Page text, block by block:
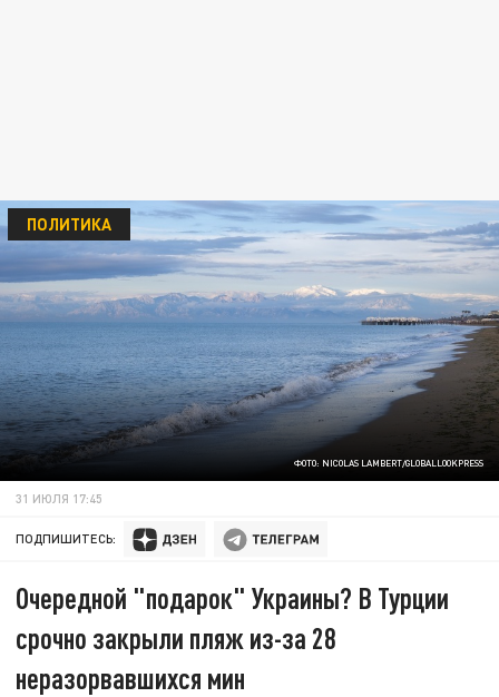
ФОТО: NICOLAS LAMBERT/GLOBALLOOKPRESS
ПОЛИТИКА
31 ИЮЛЯ 17:45
ПОДПИШИТЕСЬ:
Очередной "подарок" Украины? В Турции
срочно закрыли пляж из-за 28
неразорвавшихся мин